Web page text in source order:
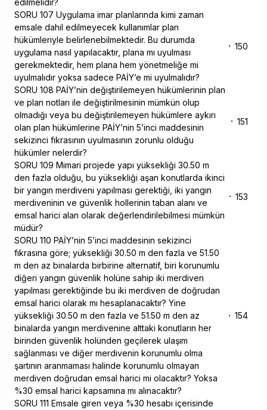
edilmelidir?
SORU 107 Uygulama imar planlarında kimi zaman
emsale dahil edilmeyecek kullanımlar plan
hükümleriyle belirlenebilmektedir. Bu durumda
uygulama nasıl yapılacaktır, plana mı uyulması
gerekmektedir, hem plana hem yönetmeliğe mi
uyulmalıdır yoksa sadece PAİY’e mi uyulmalıdır?
150
SORU 108 PAİY’nin değiştirilemeyen hükümlerinin plan
ve plan notları ile değiştirilmesinin mümkün olup
olmadığı veya bu değiştirilemeyen hükümlere aykırı
olan plan hükümlerine PAİY’nin 5’inci maddesinin
sekizinci fıkrasının uyulmasının zorunlu olduğu
hükümler nelerdir?
151
SORU 109 Mimari projede yapı yüksekliği 30.50 m
den fazla olduğu, bu yüksekliği aşan konutlarda ikinci
bir yangın merdiveni yapılması gerektiği, iki yangın
merdiveninin ve güvenlik hollerinin taban alanı ve
emsal harici alan olarak değerlendirilebilmesi mümkün
müdür?
153
SORU 110 PAİY’nin 5’inci maddesinin sekizinci
fıkrasına göre; yüksekliği 30.50 m den fazla ve 51.50
m den az binalarda birbirine alternatif, biri korunumlu
diğeri yangın güvenlik holüne sahip iki merdiven
yapılması gerektiğinde bu iki merdiven de doğrudan
emsal harici olarak mı hesaplanacaktır? Yine
yüksekliği 30.50 m den fazla ve 51.50 m den az
binalarda yangın merdivenine alttaki konutların her
birinden güvenlik holünden geçilerek ulaşım
sağlanması ve diğer merdivenin korunumlu olma
şartının aranmaması halinde korunumlu olmayan
merdiven doğrudan emsal harici mi olacaktır? Yoksa
%30 emsal harici kapsamına mı alınacaktır?
154
SORU 111 Emsale giren veya %30 hesabı içerisinde